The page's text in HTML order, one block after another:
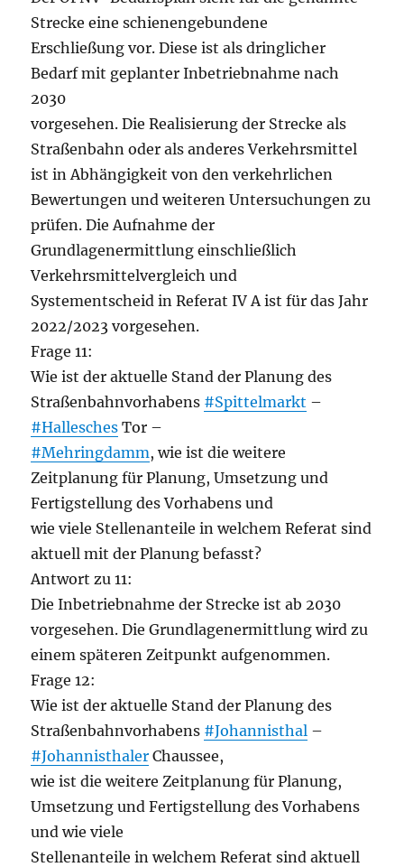
Strecke eine schienengebundene
Erschließung vor. Diese ist als dringlicher
Bedarf mit geplanter Inbetriebnahme nach
2030
vorgesehen. Die Realisierung der Strecke als
Straßenbahn oder als anderes Verkehrsmittel
ist in Abhängigkeit von den verkehrlichen
Bewertungen und weiteren Untersuchungen zu
prüfen. Die Aufnahme der
Grundlagenermittlung einschließlich
Verkehrsmittelvergleich und
Systementscheid in Referat IV A ist für das Jahr
2022/2023 vorgesehen.
Frage 11:
Wie ist der aktuelle Stand der Planung des
Straßenbahnvorhabens #Spittelmarkt –
#Hallesches Tor –
#Mehringdamm, wie ist die weitere
Zeitplanung für Planung, Umsetzung und
Fertigstellung des Vorhabens und
wie viele Stellenanteile in welchem Referat sind
aktuell mit der Planung befasst?
Antwort zu 11:
Die Inbetriebnahme der Strecke ist ab 2030
vorgesehen. Die Grundlagenermittlung wird zu
einem späteren Zeitpunkt aufgenommen.
Frage 12:
Wie ist der aktuelle Stand der Planung des
Straßenbahnvorhabens #Johannisthal –
#Johannisthaler Chaussee,
wie ist die weitere Zeitplanung für Planung,
Umsetzung und Fertigstellung des Vorhabens
und wie viele
Stellenanteile in welchem Referat sind aktuell